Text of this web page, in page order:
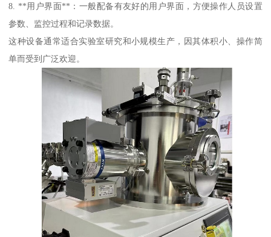
8. **用户界面**：一般配备有友好的用户界面，方便操作人员设置
参数、监控过程和记录数据。
这种设备通常适合实验室研究和小规模生产，因其体积小、操作简
单而受到广泛欢迎。